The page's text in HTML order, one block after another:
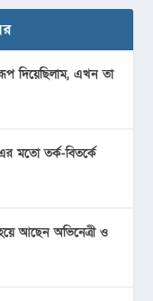
দিয়েছিলাম, এখন তা
মতো তর্ক-বিতর্কে
আছেন অভিনেত্রী ও